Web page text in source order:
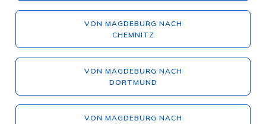
VON MAGDEBURG NACH
CHEMNITZ
VON MAGDEBURG NACH
DORTMUND
VON MAGDEBURG NACH